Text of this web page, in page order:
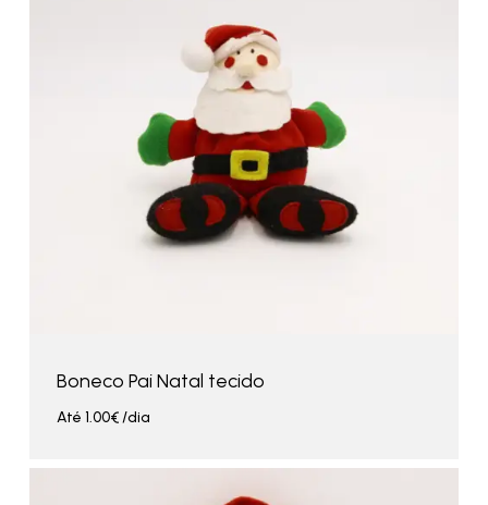
Boneco Pai Natal tecido
Até 1.00€/dia